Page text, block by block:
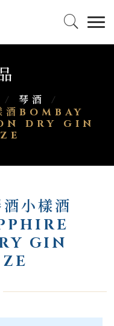
/ 琴酒
/
酒BOMBAY
DRY GIN
小樣酒
GIN